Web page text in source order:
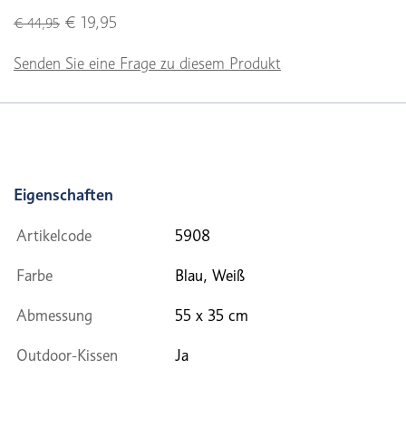
€ 44,95 € 19,95
Senden Sie eine Frage zu diesem Produkt
Eigenschaften
Artikelcode 5908
Farbe Blau, Weiß
Abmessung 55 x 35 cm
Outdoor-Kissen Ja